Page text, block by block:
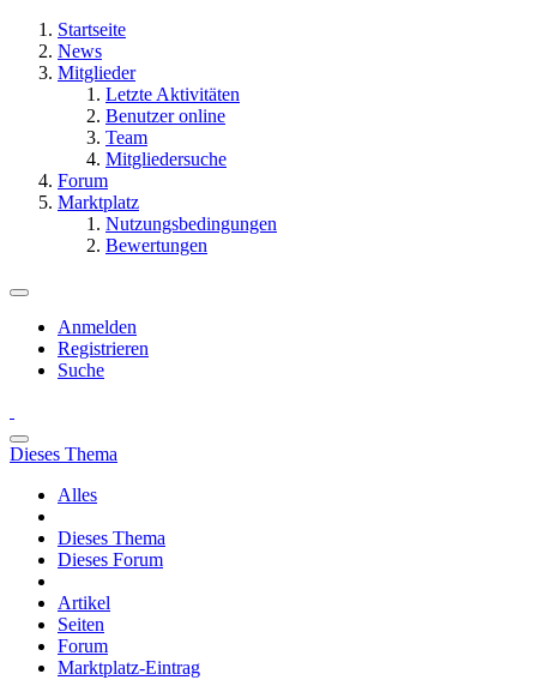
Startseite
News
Mitglieder
Letzte Aktivitäten
Benutzer online
Team
Mitgliedersuche
Forum
Marktplatz
Nutzungsbedingungen
Bewertungen
Anmelden
Registrieren
Suche
Dieses Thema
Alles
Dieses Thema
Dieses Forum
Artikel
Seiten
Forum
Marktplatz-Eintrag